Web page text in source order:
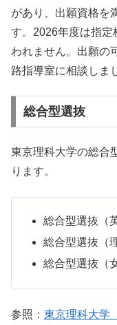
があり、出願資格を
す。2026年度は指定
われません。出願の
路指導室に相談しま
総合型選抜
東京理科大学の総合
ります。
総合型選抜（
総合型選抜（
総合型選抜（
参照： 東京理科大学